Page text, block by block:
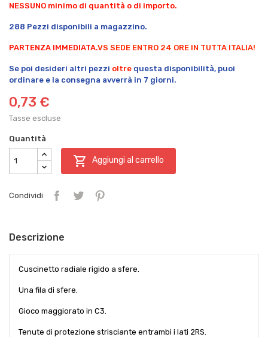
NESSUNO minimo di quantità o di importo.
288 Pezzi disponibili a magazzino.
PARTENZA IMMEDIATA.VS SEDE ENTRO 24 ORE IN TUTTA ITALIA!
Se poi desideri altri pezzi oltre questa disponibilità, puoi
ordinare e la consegna avverrà in 7 giorni.
0,73 €
Tasse escluse
Quantità
 Aggiungi al carrello
Condividi
Descrizione
Cuscinetto radiale rigido a sfere.
Una fila di sfere.
Gioco maggiorato in C3.
Tenute di protezione strisciante entrambi i lati 2RS.